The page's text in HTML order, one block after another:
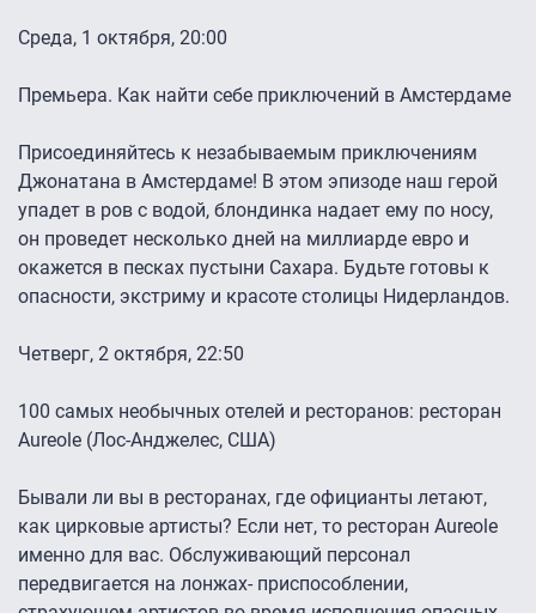
Среда, 1 октября, 20:00
Премьера. Как найти себе приключений в Амстердаме
Присоединяйтесь к незабываемым приключениям
Джонатана в Амстердаме! В этом эпизоде наш герой
упадет в ров с водой, блондинка надает ему по носу,
он проведет несколько дней на миллиарде евро и
окажется в песках пустыни Сахара. Будьте готовы к
опасности, экстриму и красоте столицы Нидерландов.
Четверг, 2 октября, 22:50
100 самых необычных отелей и ресторанов: ресторан
Aureole (Лос-Анджелес, США)
Бывали ли вы в ресторанах, где официанты летают,
как цирковые артисты? Если нет, то ресторан Aureole
именно для вас. Обслуживающий персонал
передвигается на лонжах- приспособлении,